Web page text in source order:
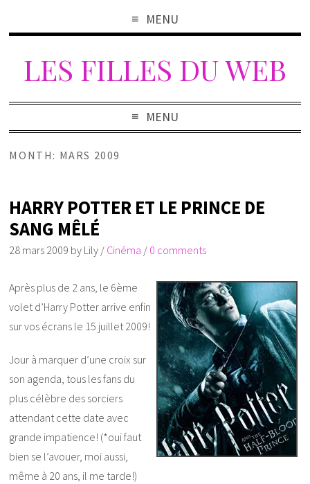
MENU
LES FILLES DU WEB
MENU
MONTH: MARS 2009
HARRY POTTER ET LE PRINCE DE
SANG MÊLÉ
28 mars 2009 by Lily / Cinéma / 0 comments
Après plus de 2 ans, le 6ème
volet d’Harry Potter arrive enfin
sur vos écrans le 15 juillet 2009!
Jour à marquer d’une croix sur
son agenda, tous les fans du
plus célèbre des sorciers
attendant cette date avec
grande impatience! (*oui faut
bien se l’avouer, moi aussi,
même à 20 ans, il me tarde!)